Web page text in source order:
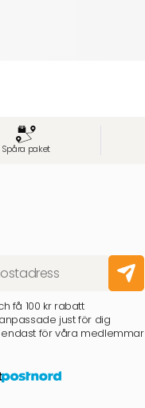
Spåra paket
få 100 kr rabatt
just för dig
för våra medlemmar